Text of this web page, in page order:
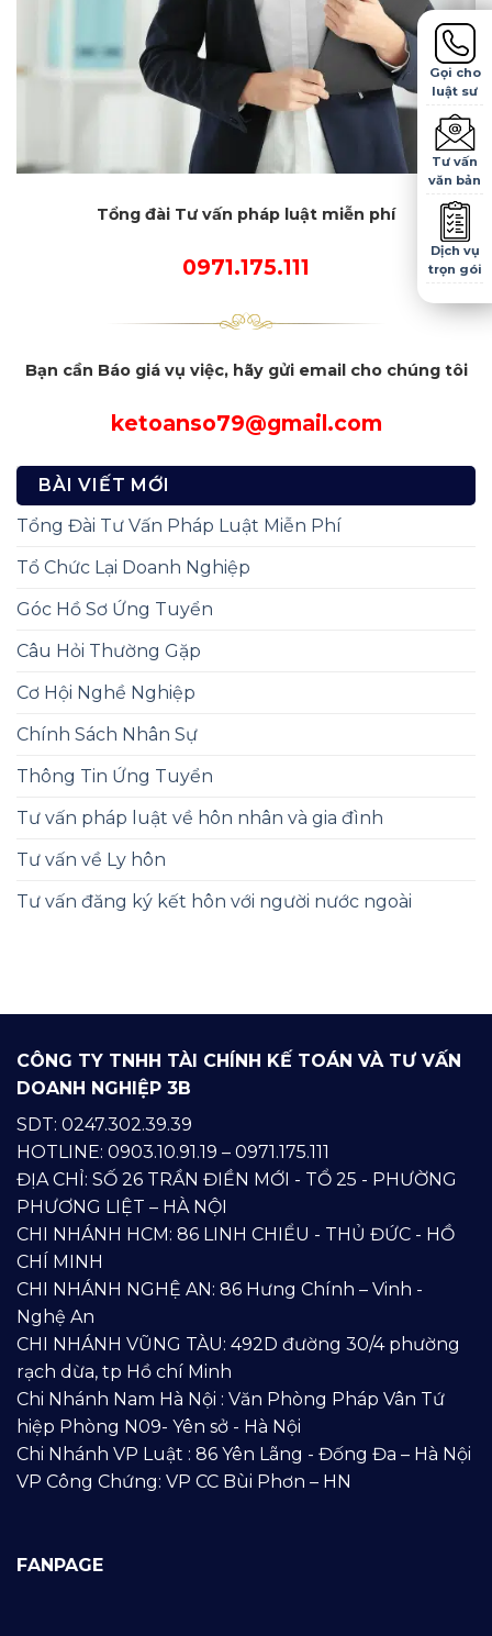
Gọi cho
luật sư
Tư vấn
văn bản
Dịch vụ
trọn gói
Tổng đài Tư vấn pháp luật miễn phí
0971.175.111
Bạn cần Báo giá vụ việc, hãy gửi email cho chúng tôi
ketoanso79@gmail.com
BÀI VIẾT MỚI
Tổng Đài Tư Vấn Pháp Luật Miễn Phí
Tổ Chức Lại Doanh Nghiệp
Góc Hồ Sơ Ứng Tuyển
Câu Hỏi Thường Gặp
Cơ Hội Nghề Nghiệp
Chính Sách Nhân Sự
Thông Tin Ứng Tuyển
Tư vấn pháp luật về hôn nhân và gia đình
Tư vấn về Ly hôn
Tư vấn đăng ký kết hôn với người nước ngoài
CÔNG TY TNHH TÀI CHÍNH KẾ TOÁN VÀ TƯ VẤN
DOANH NGHIỆP 3B
SDT: 0247.302.39.39
HOTLINE: 0903.10.91.19 – 0971.175.111
ĐỊA CHỈ: SỐ 26 TRẦN ĐIỀN MỚI - TỔ 25 - PHƯỜNG
PHƯƠNG LIỆT – HÀ NỘI
CHI NHÁNH HCM: 86 LINH CHIỂU - THỦ ĐỨC - HỒ
CHÍ MINH
CHI NHÁNH NGHỆ AN: 86 Hưng Chính – Vinh -
Nghệ An
CHI NHÁNH VŨNG TÀU: 492D đường 30/4 phường
rạch dừa, tp Hồ chí Minh
Chi Nhánh Nam Hà Nội : Văn Phòng Pháp Vân Tứ
hiệp Phòng N09- Yên sở - Hà Nội
Chi Nhánh VP Luật : 86 Yên Lãng - Đống Đa – Hà Nội
VP Công Chứng: VP CC Bùi Phơn – HN
FANPAGE